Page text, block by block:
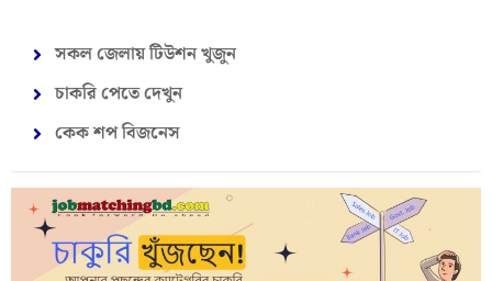
সকল জেলায় টিউশন খুজুন
চাকরি পেতে দেখুন
কেক শপ বিজনেস